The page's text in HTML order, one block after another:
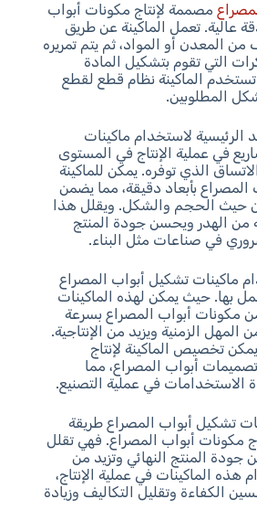
مصممة لإنتاج مكونات أبواب
عالية. تعمل الماكينة عن طريق
من المعدن أو المواد، ثم يتم تمريره
التي تقوم بتشكيل المادة
الماكينة نظام قطع لقطع
المطلوبين.
الرئيسية لاستخدام ماكينات
في عملية الإنتاج في المستوى
الذي توفره. يمكن للماكينة
المصراع بأبعاد دقيقة، مما يضمن
حيث الحجم والشكل. ويقلل هذا
من الهدر ويحسن جودة المنتج
في صناعات مثل البناء.
ماكينات تشكيل أبواب المصراع
بها. حيث يمكن لهذه الماكينات
من مكونات أبواب المصراع بسرعة
المهل الزمنية ويزيد من الإنتاجية.
تخصيص الماكينة لإنتاج
أبواب المصراع، مما
الاستخدامات في عملية التصنيع.
تشكيل أبواب المصراع طريقة
مكونات أبواب المصراع. فهي تقلل
جودة المنتج النهائي وتزيد من
هذه الماكينات في عملية الإنتاج،
الكفاءة وتقليل التكاليف وزيادة